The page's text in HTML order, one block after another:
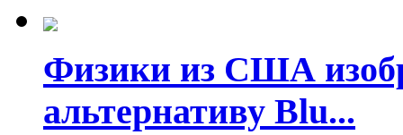
Физики из США
альтернативу Blu...